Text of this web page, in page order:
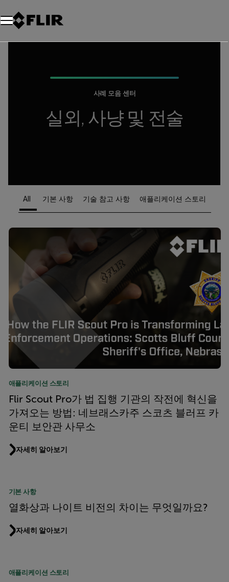
사례 모음 센터
실외, 사냥 및 전술
Article Listing
All 기본 사항 기술 참고 사항 애플리케이션 스토리
애플리케이션 스토리
Flir Scout Pro가 법 집행 기관의 작전에 혁신을
가져오는 방법: 네브래스카주 스코츠 블러프 카
운티 보안관 사무소
자세히 알아보기
기본 사항
열화상과 나이트 비전의 차이는 무엇일까요?
자세히 알아보기
애플리케이션 스토리